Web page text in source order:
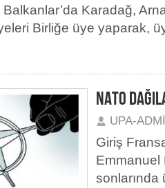
Karadağ,
Birliğe üye yaparak,
NATO
UPA-
Giriş
Emmanuel
sonlarında